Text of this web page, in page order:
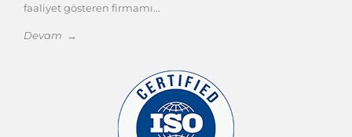
faaliyet gösteren firmamı...
Devam →